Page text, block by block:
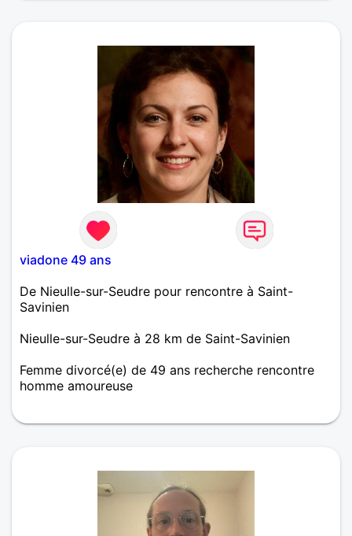
temps,voire pluss si feeling
viadone 49 ans
De Nieulle-sur-Seudre pour rencontre à Saint-
Savinien
Nieulle-sur-Seudre à 28 km de Saint-Savinien
Femme divorcé(e) de 49 ans recherche rencontre
homme amoureuse
respectueux?